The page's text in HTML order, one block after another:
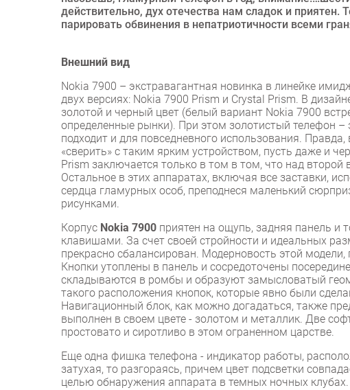
Мобильная связь
Фиксированная связь
Интеграция
Рынок ПК
Outsourcing
действительно, дух отечества нам сладок и
парировать обвинения в непатриотичности всеми
Внешний вид
Nokia 7900 – экстравагантная новинка в линейке
двух версиях: Nokia 7900 Prism и Crystal Prism. В
золотой и черный цвет (белый вариант Nokia 7900
определенные рынки). При этом золотистый телефон –
подходит и для повседневного использования.
«сверить» с таким ярким устройством, пусть даже и
Prism заключается только в том в том, что над
Остальное в этих аппаратах, включая все заставки,
сердца гламурных особ, преподнеся маленький
рисунками.
Корпус Nokia 7900 приятен на ощупь, задняя панель
клавишами. За счет своей стройности и идеальных
прекрасно сбалансирован. Модерновость этой
Кнопки утоплены в панель и сосредоточены
складываются в ромбы и образуют замысловатый
такого расположения кнопок, которые явно были
Навигационный блок, как можно догадаться, также
выполнен в своем цвете - золотом и металлик. Две
простовато и сиротливо в этом ограненном царстве.
Еще одна фишка телефона - индикатор работы,
затухая, то разгораясь, причем цвет подсветки
целью обнаружения аппарата в темных ночных клубах.